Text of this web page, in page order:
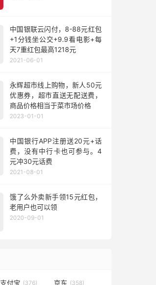
中国银联云闪付，8-88元红包
+1分钱坐公交+9.9看电影+每
天7重红包最高1218元
2021-06-01
永辉超市线上购物，新人50元
优惠券，超市直送无配送费，
商品价格相当于菜市场价格
2023-01-01
中国银行APP注册送20元+话
费，没有中行卡也可参与。4
元冲30元话费
2021-08-01
饿了么外卖新手领15元红包，
老用户也可以领
2020-09-01
支付宝 (376) 京东 (358)